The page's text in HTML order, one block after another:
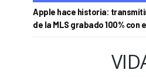
Apple hace historia:
de la MLS grabado 100% con